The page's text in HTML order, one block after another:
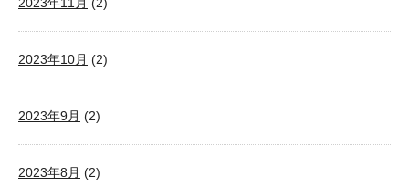
2023年10月 (2)
2023年9月 (2)
2023年8月 (2)